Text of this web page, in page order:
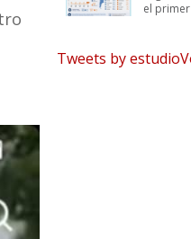
el
Tweets by